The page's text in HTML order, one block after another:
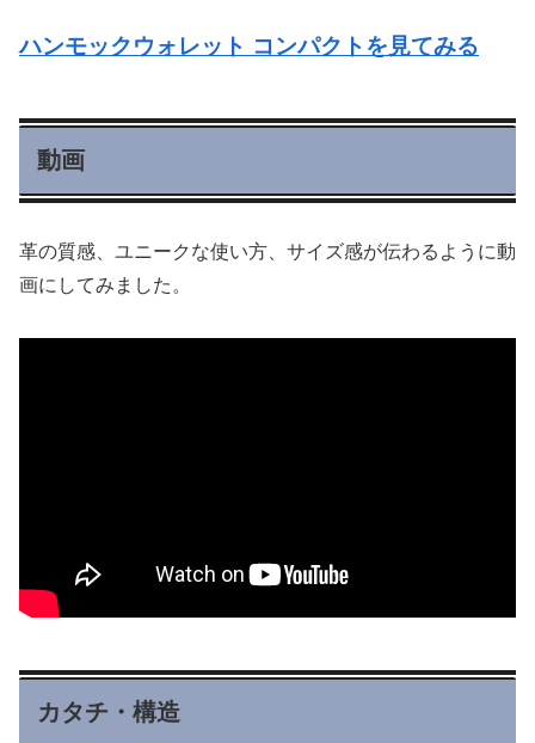
ハンモックウォレット コンパクトを見てみる
動画
革の質感、ユニークな使い方、サイズ感が伝わるように動
画にしてみました。
カタチ・構造